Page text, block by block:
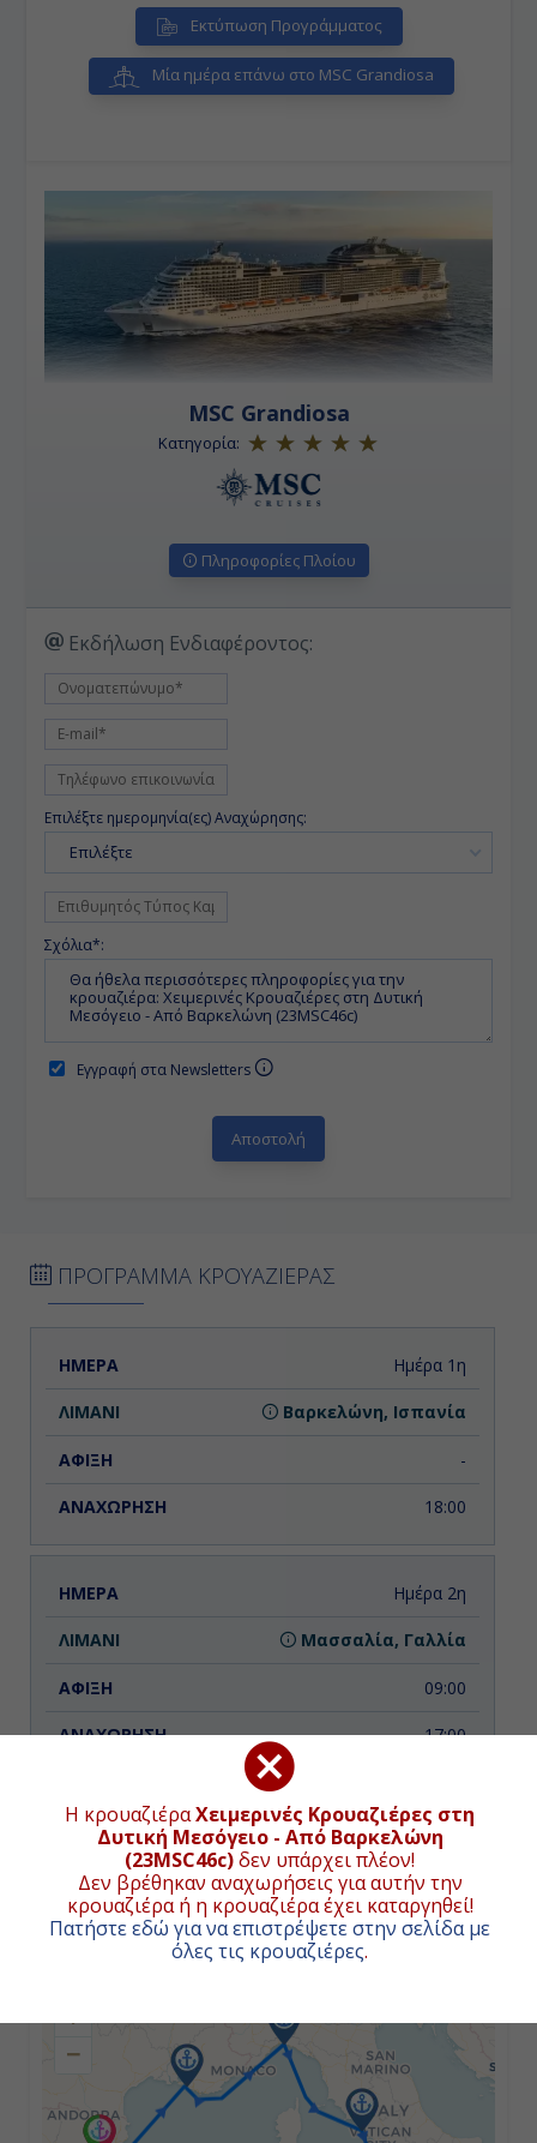
Η κρουαζιέραΧειμερινές Κρουαζιέρες στη
Δυτική Μεσόγειο - Από Βαρκελώνη
(23MSC46c)δεν υπάρχει πλέον!
Δεν βρέθηκαν αναχωρήσεις για αυτήν την
κρουαζιέρα ή η κρουαζιέρα έχει καταργηθεί!
Πατήστε εδώ για να επιστρέψετε στην σελίδα με
όλες τις κρουαζιέρες.
Εκτύπωση Προγράμματος
Μία ημέρα επάνω στο MSC Grandiosa
MSC Grandiosa
Κατηγορία:
Πληροφορίες Πλοίου
Εκδήλωση Ενδιαφέροντος:
Επιλέξτε ημερομηνία(ες) Αναχώρησης:
Επιλέξτε
Σχόλια*:
Εγγραφή στα Newsletters
ΠΡΟΓΡΑΜΜΑ ΚΡΟΥΑΖΙΕΡΑΣ
ΗΜΕΡΑ ΑΝΑΧΩΡΗΣΗ
Ημέρα 1η
Βαρκελώνη, Ισπανία
-
18:00
Ημέρα 2η
Μασσαλία, Γαλλία
09:00
17:00
Ημέρα 3η
Γένοβα, Ιταλία
08:00
Ημέρα 4η
Τσιβιταβέκια - Ρώμη, Ιταλία
ΧΑΡΤΗΣ ΚΡΟΥΑΖΙΕΡΑΣ
Συνολική απόσταση κρουαζιέρας:1778ναυτικά μίλια
(3293χλμ.)
+
−